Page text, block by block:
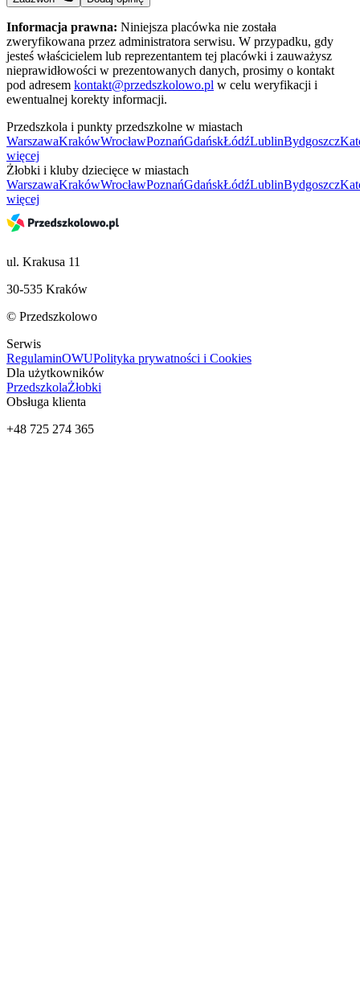
Informacja prawna: Niniejsza placówka nie została
zweryfikowana przez administratora serwisu. W przypadku, gdy
jesteś właścicielem lub reprezentantem tej placówki i zauważysz
nieprawidłowości w prezentowanych danych, prosimy o kontakt
pod adresem kontakt@przedszkolowo.pl w celu weryfikacji i
ewentualnej korekty informacji.
Przedszkola i punkty przedszkolne w miastach
WarszawaKrakówWrocławPoznańGdańskŁódźLublinBydgoszcz
więcej
Żłobki i kluby dziecięce w miastach
WarszawaKrakówWrocławPoznańGdańskŁódźLublinBydgoszcz
więcej
ul. Krakusa 11
30-535 Kraków
© Przedszkolowo
Serwis
RegulaminOWUPolityka prywatności i Cookies
Dla użytkowników
PrzedszkolaŻłobki
Obsługa klienta
+48 725 274 365